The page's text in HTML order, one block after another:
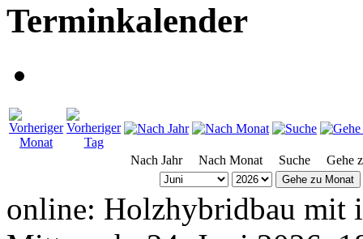
Terminkalender
Nach Jahr Nach Monat Suche Gehe
Gehe zu Monat
online: Holz­hy­brid­bau mit